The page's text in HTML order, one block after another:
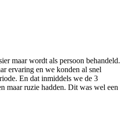
maar wordt als persoon behandeld.
ervaring en we konden al snel
En dat inmiddels we de 3
maar ruzie hadden. Dit was wel een